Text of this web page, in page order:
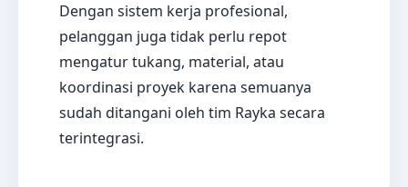
Dengan sistem kerja profesional,
pelanggan juga tidak perlu repot
mengatur tukang, material, atau
koordinasi proyek karena semuanya
sudah ditangani oleh tim Rayka secara
terintegrasi.